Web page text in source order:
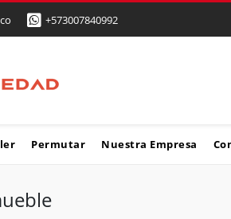
+573007840992
Permutar Nuestra Empresa